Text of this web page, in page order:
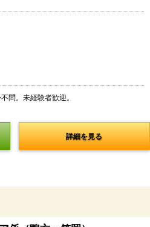
問。未経験者歓迎。
詳細を見る